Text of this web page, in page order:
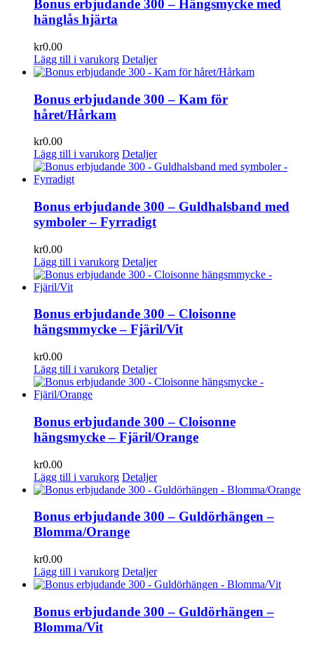
Bonus erbjudande 300 – Hängsmycke med
hänglås hjärta
kr0.00
Lägg till i varukorg Detaljer
Bonus erbjudande 300 – Kam för
håret/Hårkam
kr0.00
Lägg till i varukorg Detaljer
Bonus erbjudande 300 – Guldhalsband med
symboler – Fyrradigt
kr0.00
Lägg till i varukorg Detaljer
Bonus erbjudande 300 – Cloisonne
hängsmmycke – Fjäril/Vit
kr0.00
Lägg till i varukorg Detaljer
Bonus erbjudande 300 – Cloisonne
hängsmycke – Fjäril/Orange
kr0.00
Lägg till i varukorg Detaljer
Bonus erbjudande 300 – Guldörhängen –
Blomma/Orange
kr0.00
Lägg till i varukorg Detaljer
Bonus erbjudande 300 – Guldörhängen –
Blomma/Vit